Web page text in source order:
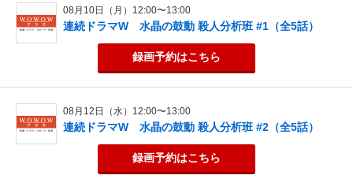
08月10日（月）12:00〜13:00
連続ドラマW 水晶の鼓動 殺人分析班 #1（全5話）
録画予約はこちら
08月12日（水）12:00〜13:00
連続ドラマW 水晶の鼓動 殺人分析班 #2（全5話）
録画予約はこちら